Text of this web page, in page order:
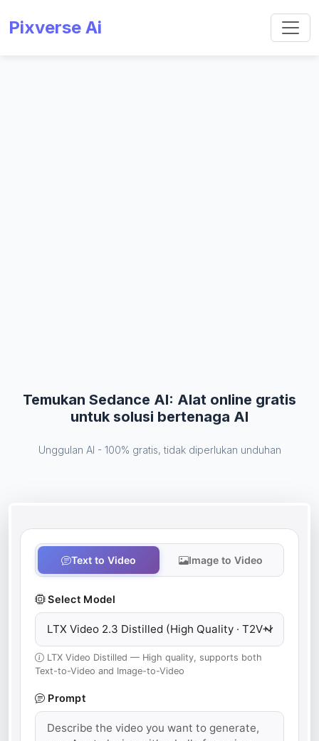
Pixverse Ai
Temukan Sedance AI: Alat online gratis
untuk solusi bertenaga AI
Unggulan AI - 100% gratis, tidak diperlukan unduhan